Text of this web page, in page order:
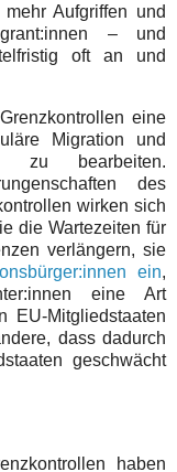
Aufgriffen und
– und
oft an und
eine
Migration und
zu bearbeiten.
des
wirken sich
die Wartezeiten für
verlängern, sie
ein,
eine Art
Mitgliedstaaten
dass dadurch
geschwächt
haben